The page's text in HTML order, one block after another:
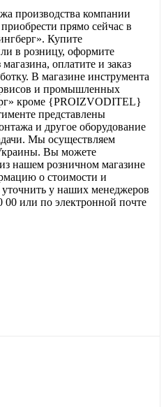
производства компании
прямо сейчас в
Купите
в розницу, оформите
оплатите и заказ
В магазине инструмента
и промышленных
кроме {PROIZVODITEL}
представлены
и другое оборудование
Мы осуществляем
Вы можете
нашем розничном магазине
о стоимости и
у наших менеджеров
00 или по электронной почте